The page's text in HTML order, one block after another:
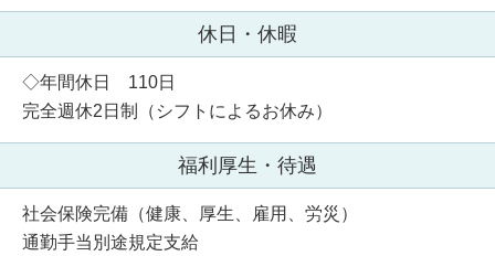
休日・休暇
◇年間休日 110日
完全週休2日制（シフトによるお休み）
福利厚生・待遇
社会保険完備（健康、厚生、雇用、労災）
通勤手当別途規定支給